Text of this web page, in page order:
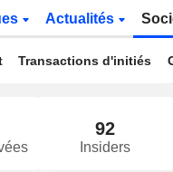
Actualités
Transactions d'initiés
92
Insiders